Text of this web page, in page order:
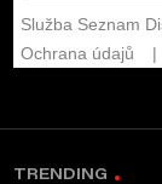
TRENDING